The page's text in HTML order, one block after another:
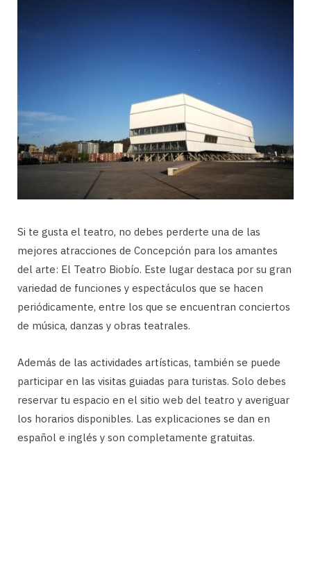
Si te gusta el teatro, no debes perderte una de las
mejores atracciones de Concepción para los amantes
del arte: El Teatro Biobío. Este lugar destaca por su gran
variedad de funciones y espectáculos que se hacen
periódicamente, entre los que se encuentran conciertos
de música, danzas y obras teatrales.
Además de las actividades artísticas, también se puede
participar en las visitas guiadas para turistas. Solo debes
reservar tu espacio en el sitio web del teatro y averiguar
los horarios disponibles. Las explicaciones se dan en
español e inglés y son completamente gratuitas.